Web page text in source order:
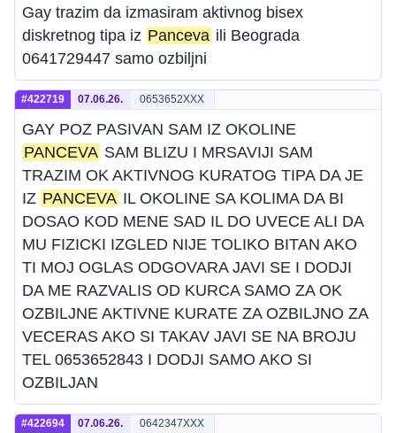
Gay trazim da izmasiram aktivnog bisex
diskretnog tipa iz Panceva ili Beograda
0641729447 samo ozbiljni
#422719 07.06.26. 0653652XXX
GAY POZ PASIVAN SAM IZ OKOLINE
PANCEVA SAM BLIZU I MRSAVIJI SAM
TRAZIM OK AKTIVNOG KURATOG TIPA DA JE
IZ PANCEVA IL OKOLINE SA KOLIMA DA BI
DOSAO KOD MENE SAD IL DO UVECE ALI DA
MU FIZICKI IZGLED NIJE TOLIKO BITAN AKO
TI MOJ OGLAS ODGOVARA JAVI SE I DODJI
DA ME RAZVALIS OD KURCA SAMO ZA OK
OZBILJNE AKTIVNE KURATE ZA OZBILJNO ZA
VECERAS AKO SI TAKAV JAVI SE NA BROJU
TEL 0653652843 I DODJI SAMO AKO SI
OZBILJAN
#422694 07.06.26. 0642347XXX